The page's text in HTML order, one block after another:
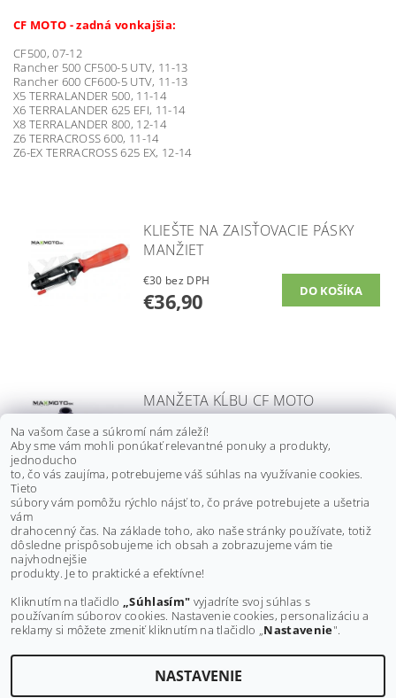
CF MOTO - zadná vonkajšia:
CF500, 07-12
Rancher 500 CF500-5 UTV, 11-13
Rancher 600 CF600-5 UTV, 11-13
X5 TERRALANDER 500, 11-14
X6 TERRALANDER 625 EFI, 11-14
X8 TERRALANDER 800, 12-14
Z6 TERRACROSS 600, 11-14
Z6-EX TERRACROSS 625 EX, 12-14
KLIEŠTE NA ZAISŤOVACIE PÁSKY
MANŽIET
€30 bez DPH
€36,90
MANŽETA KĹBU CF MOTO
RANCHER 500/ 600, TRACKER
800, X5/ X6/ X8/ Z6, PREDNÁ/
ZADNÁ VNÚTORNÁ
€13,30 bez DPH
€16,40
Buďte prvý, kto napíše príspevok k tejto položke.
Na vašom čase a súkromí nám záleží!
Aby sme vám mohli ponúkať relevantné ponuky a produkty,
jednoducho
to, čo vás zaujíma, potrebujeme váš súhlas na využívanie cookies.
Tieto
súbory vám pomôžu rýchlo nájsť to, čo práve potrebujete a ušetria
vám
drahocenný čas. Na základe toho, ako naše stránky používate, totiž
dôsledne prispôsobujeme ich obsah a zobrazujeme vám tie
najvhodnejšie
produkty. Je to praktické a efektívne!
Kliknutím na tlačidlo „Súhlasím" vyjadríte svoj súhlas s
používaním súborov cookies. Nastavenie cookies, personalizáciu a
reklamy si môžete zmeniť kliknutím na tlačidlo „Nastavenie".
NASTAVENIE